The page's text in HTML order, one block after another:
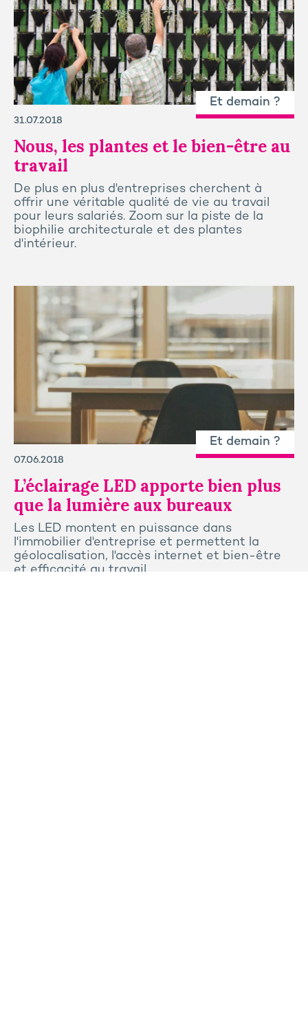
Et demain ?
31.07.2018
Nous, les plantes et le bien-être au
travail
De plus en plus d'entreprises cherchent à
offrir une véritable qualité de vie au travail
pour leurs salariés. Zoom sur la piste de la
biophilie architecturale et des plantes
d'intérieur.
Et demain ?
07.06.2018
L’éclairage LED apporte bien plus
que la lumière aux bureaux
Les LED montent en puissance dans
l'immobilier d'entreprise et permettent la
géolocalisation, l'accès internet et bien-être
et efficacité au travail